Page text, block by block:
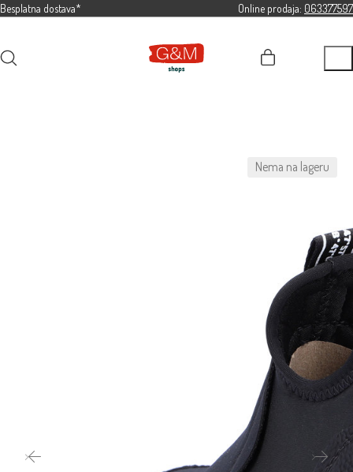
Besplatna dostava* Online prodaja: 063377597
Nema na lageru